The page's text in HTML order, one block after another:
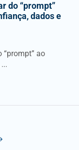
do “prompt”
dados e
“prompt” ao